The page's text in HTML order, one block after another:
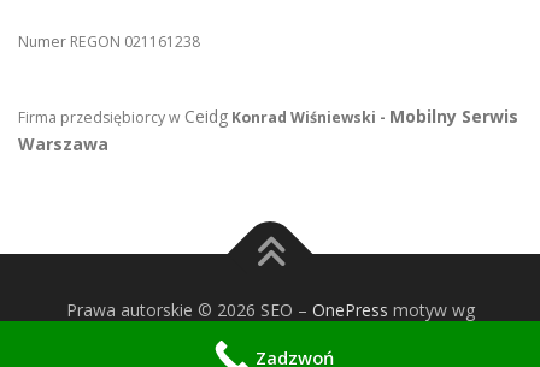
Numer REGON 021161238
Firma przedsiębiorcy w Ceidg Konrad Wiśniewski - Mobilny Serwis
Warszawa
Prawa autorskie © 2026 SEO – OnePress motyw wg
FameThemes
Zadzwoń